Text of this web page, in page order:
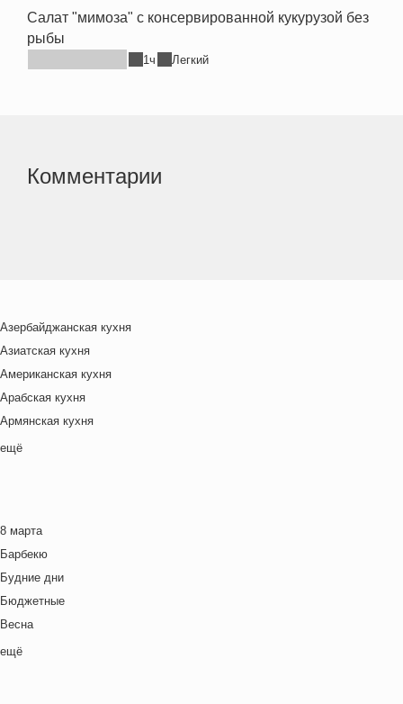
Салат "мимоза" с консервированной кукурузой без
рыбы
1ч Легкий
Комментарии
Азербайджанская кухня
Азиатская кухня
Американская кухня
Арабская кухня
Армянская кухня
Белорусская
Венгерская кухня
Греческая кухня
Грузинская кухня
Еврейская кухня
Европейская кухня
Индийская кухня
ещё
8 марта
Барбекю
Будние дни
Бюджетные
Весна
Выходные дни
ещё